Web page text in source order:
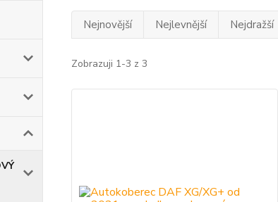
Nejnovější Nejlevnější Nejdražší
Zobrazuji 1-3 z 3